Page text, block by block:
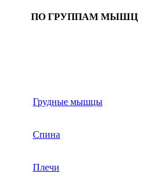
ПО ГРУППАМ МЫШЦ
Грудные мышцы
Спина
Плечи